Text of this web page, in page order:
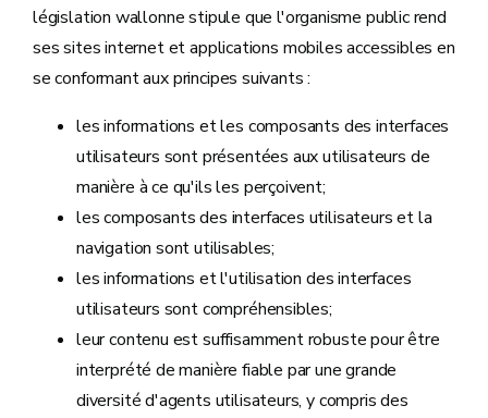
législation wallonne stipule que l'organisme public rend
ses sites internet et applications mobiles accessibles en
se conformant aux principes suivants :
les informations et les composants des interfaces
utilisateurs sont présentées aux utilisateurs de
manière à ce qu'ils les perçoivent;
les composants des interfaces utilisateurs et la
navigation sont utilisables;
les informations et l'utilisation des interfaces
utilisateurs sont compréhensibles;
leur contenu est suffisamment robuste pour être
interprété de manière fiable par une grande
diversité d'agents utilisateurs, y compris des